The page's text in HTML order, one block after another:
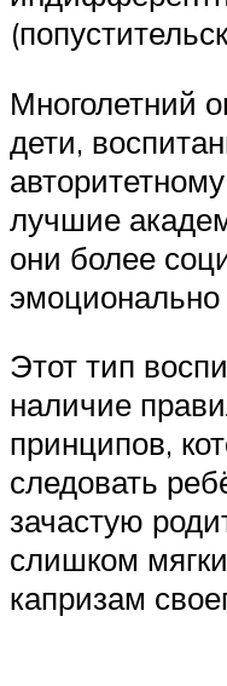
Многолетний
дети,
лучшие
они более
Этот тип
наличие
принципов,
следовать
зачастую
слишком
капризам